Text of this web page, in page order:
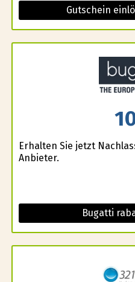
Gutschein
Erhalten Sie jetzt
Anbieter.
Bugatti